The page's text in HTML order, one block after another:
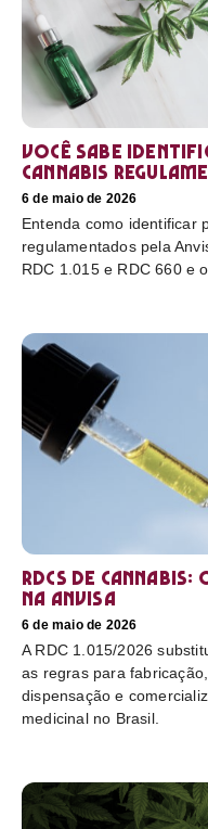
Você sabe
cannabis
6 de maio de 2026
Entenda como identificar
regulamentados pela
RDC 1.015 e RDC 660 e
RDCs de
na Anvisa
6 de maio de 2026
A RDC 1.015/2026
as regras para
dispensação e
medicinal no Brasil.